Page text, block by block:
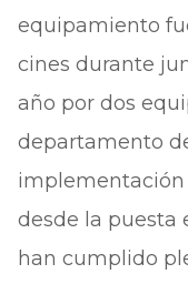
equipamiento
cines durante
año por dos
departamento
implementación
desde la puesta
han cumplido